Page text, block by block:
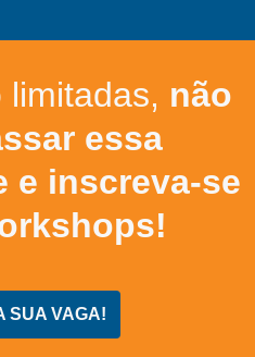
não
essa
e inscreva-se
SUA VAGA!